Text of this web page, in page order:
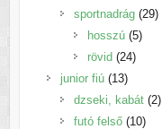
termék
sportnadrág 2929
hosszú 55
rövid 2424
junior fiú 1313
termék
dzseki, kabát 22
futó felső 1010